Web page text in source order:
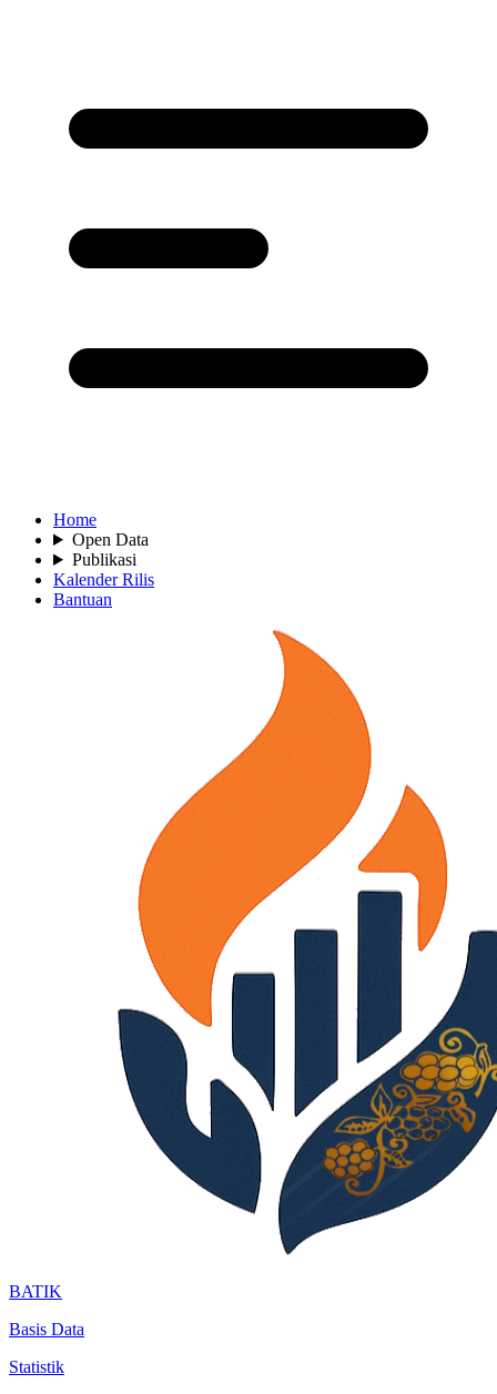
Home
Open Data
Publikasi
Kalender Rilis
Bantuan
BATIK
Basis Data
Statistik